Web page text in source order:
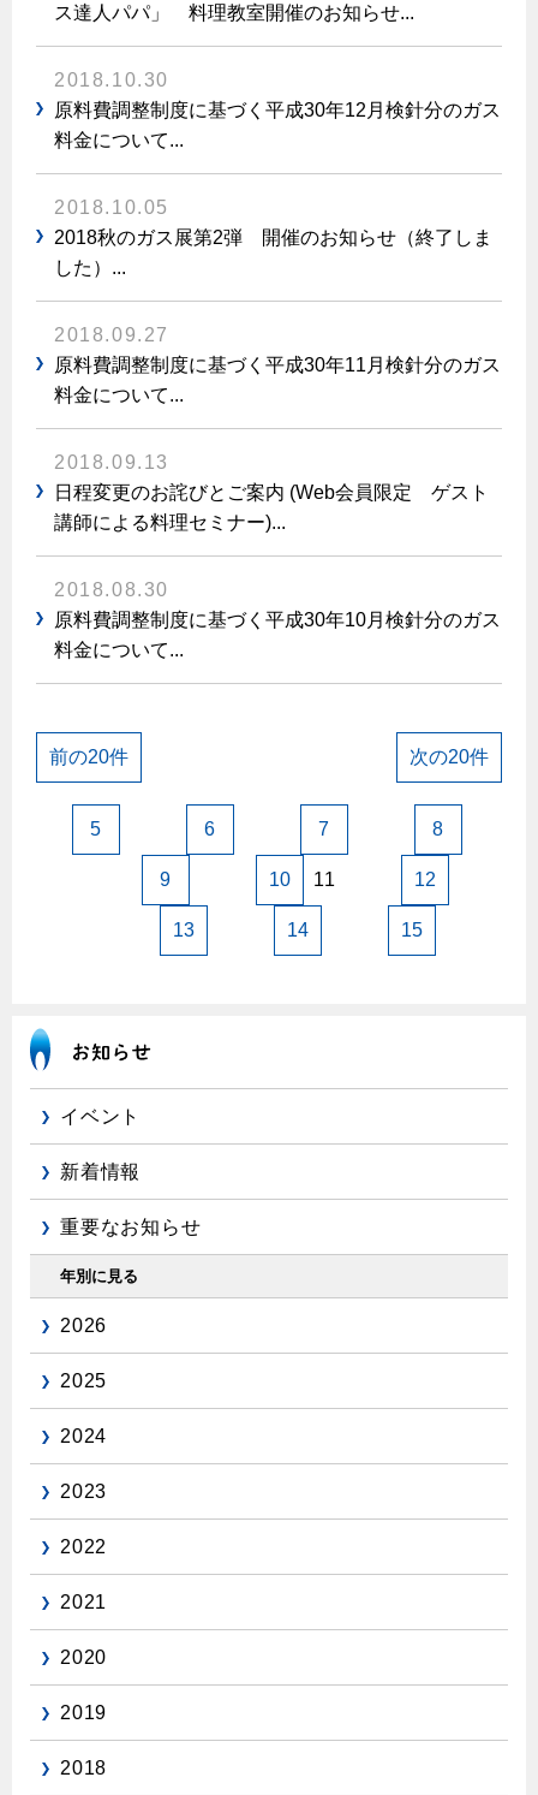
ス達人パパ」 料理教室開催のお知らせ...
2018.10.30
原料費調整制度に基づく平成30年12月検針分のガス
料金について...
2018.10.05
2018秋のガス展第2弾 開催のお知らせ（終了しま
した）...
2018.09.27
原料費調整制度に基づく平成30年11月検針分のガス
料金について...
2018.09.13
日程変更のお詫びとご案内 (Web会員限定 ゲスト
講師による料理セミナー)...
2018.08.30
原料費調整制度に基づく平成30年10月検針分のガス
料金について...
前の20件
5 6 7 8
9 10 11 12
13 14 15
次の20件
イベント
新着情報
重要なお知らせ
年別に見る
2026
2025
2024
2023
2022
2021
2020
2019
2018